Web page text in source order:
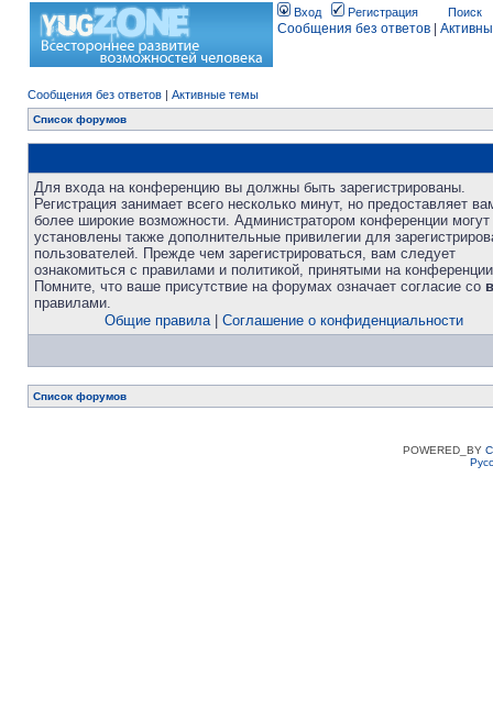
Вход Регистрация Поиск
Сообщения без ответов
Сообщения без ответов | Активные темы
Список форумов
Для входа на конференцию вы должны быть зарегистрированы.
Регистрация занимает всего несколько минут, но предоставляет
более широкие возможности. Администратором конференции
установлены также дополнительные привилегии для
пользователей. Прежде чем зарегистрироваться, вам следует
ознакомиться с правилами и политикой, принятыми на
Помните, что ваше присутствие на форумах означает согласие со
правилами.
Общие правила| Соглашение о конфиденциальности
Список форумов
POWERED_BY